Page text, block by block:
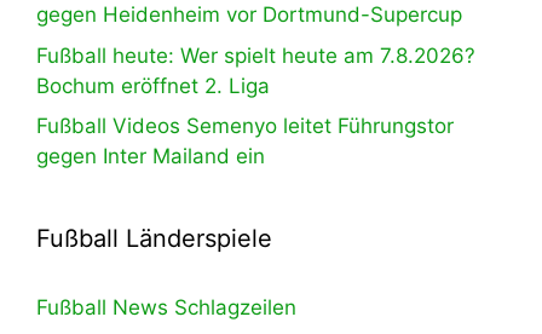
gegen Heidenheim vor Dortmund-Supercup
Fußball heute: Wer spielt heute am 7.8.2026?
Bochum eröffnet 2. Liga
Fußball Videos Semenyo leitet Führungstor
gegen Inter Mailand ein
Fußball Länderspiele
Fußball News Schlagzeilen